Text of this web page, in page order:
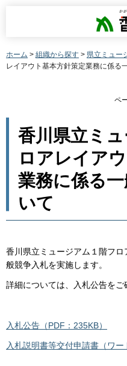
ホーム > 組織から探す > 県立ミュー
レイアウト基本方針策定業務に係る
ペ
香川県立ミ
ロアレイア
業務に係る
いて
香川県立ミュージアム１階フ
般競争入札を実施します。
詳細については、入札公告をご
入札公告（PDF：235KB）
入札説明書等交付申請書（ワー